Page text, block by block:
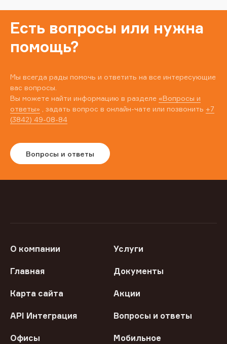
Есть вопросы или нужна
помощь?
Мы всегда рады помочь и ответить на все интересующие
вас вопросы.
Вы можете найти информацию в разделе «Вопросы и
ответы» , задать вопрос в онлайн-чате или позвонить +7
(3842) 49-08-84
Вопросы и ответы
О компании Услуги
Главная Документы
Карта сайта Акции
API Интеграция Вопросы и ответы
Офисы
Мобильное